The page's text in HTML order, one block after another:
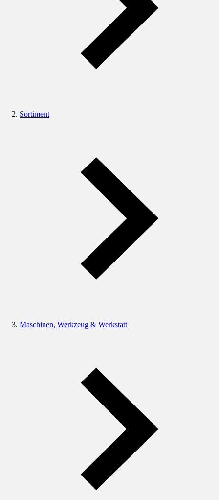
Sortiment
Maschinen, Werkzeug & Werkstatt